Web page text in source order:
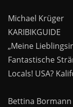
Michael Krüger
KARIBIKGUIDE
„Meine
Fantastische
Locals! USA?
Bettina Bormann